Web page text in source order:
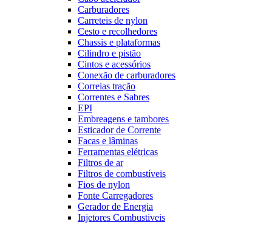
Carburadores
Carreteis de nylon
Cesto e recolhedores
Chassis e plataformas
Cilindro e pistão
Cintos e acessórios
Conexão de carburadores
Correias tração
Correntes e Sabres
EPI
Embreagens e tambores
Esticador de Corrente
Facas e lâminas
Ferramentas elétricas
Filtros de ar
Filtros de combustíveis
Fios de nylon
Fonte Carregadores
Gerador de Energia
Injetores Combustiveis